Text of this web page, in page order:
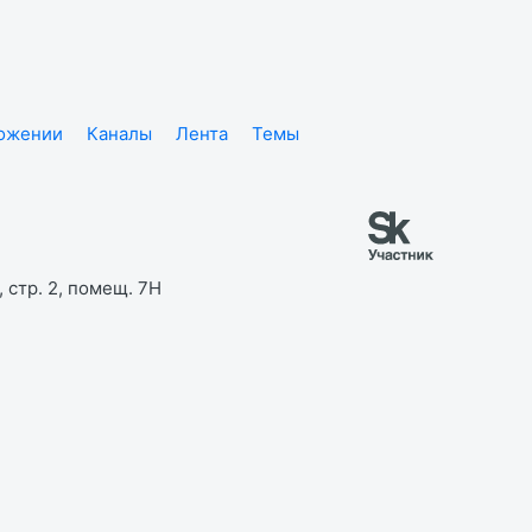
Каналы Лента
Темы
стр. 2, помещ. 7Н